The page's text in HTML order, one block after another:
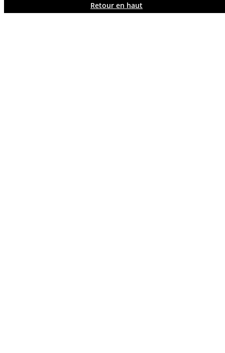
Retour en haut